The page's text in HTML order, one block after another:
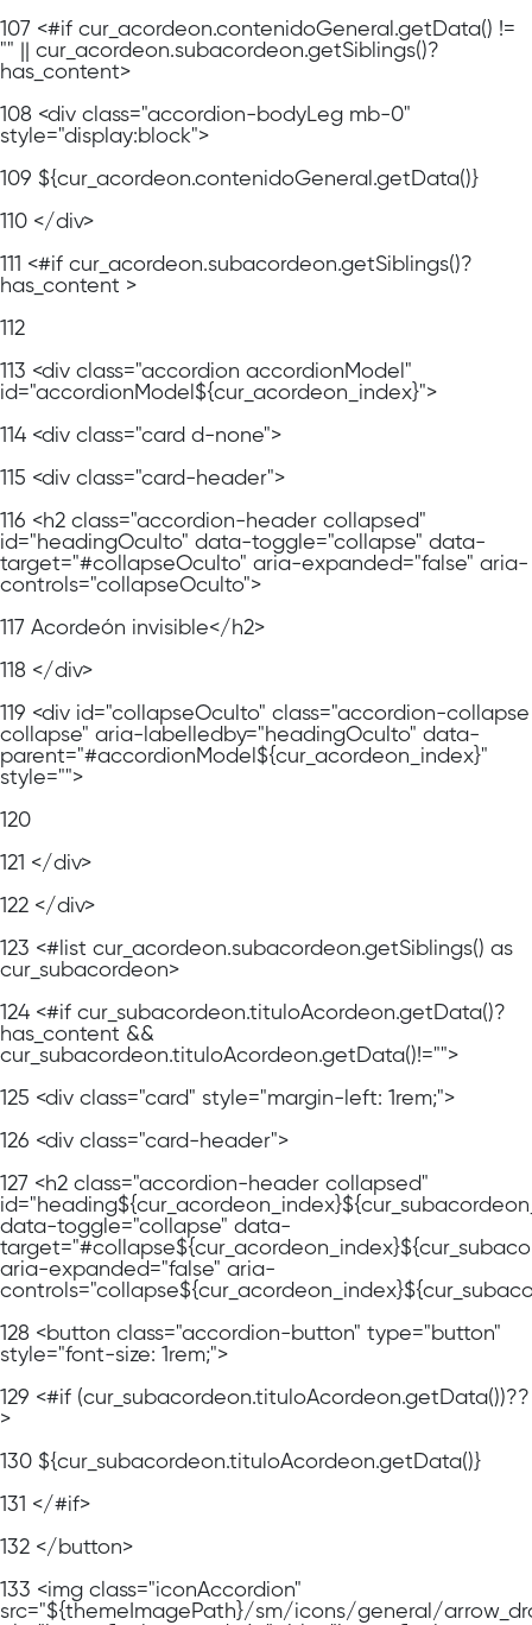
107 <#if cur_acordeon.contenidoGeneral.getData() !=
"" || cur_acordeon.subacordeon.getSiblings()?
has_content>
108 <div class="accordion-bodyLeg mb-0"
style="display:block">
109 ${cur_acordeon.contenidoGeneral.getData()}
110 </div>
111 <#if cur_acordeon.subacordeon.getSiblings()?
has_content >
112
113 <div class="accordion accordionModel"
id="accordionModel${cur_acordeon_index}">
114 <div class="card d-none">
115 <div class="card-header">
116 <h2 class="accordion-header collapsed"
id="headingOculto" data-toggle="collapse" data-
target="#collapseOculto" aria-expanded="false" aria-
controls="collapseOculto">
117 Acordeón invisible</h2>
118 </div>
119 <div id="collapseOculto" class="accordion-collapse
collapse" aria-labelledby="headingOculto" data-
parent="#accordionModel${cur_acordeon_index}"
style="">
120
121 </div>
122 </div>
123 <#list cur_acordeon.subacordeon.getSiblings() as
cur_subacordeon>
124 <#if cur_subacordeon.tituloAcordeon.getData()?
has_content &&
cur_subacordeon.tituloAcordeon.getData()!="">
125 <div class="card" style="margin-left: 1rem;">
126 <div class="card-header">
127 <h2 class="accordion-header collapsed"
data-toggle="collapse" data-
aria-expanded="false" aria-
128 <button class="accordion-button" type="button"
style="font-size: 1rem;">
129 <#if (cur_subacordeon.tituloAcordeon.getData())??
>
130 ${cur_subacordeon.tituloAcordeon.getData()}
131 </#if>
132 </button>
133 <img class="iconAccordion"
src="${themeImagePath}/sm/icons/general/